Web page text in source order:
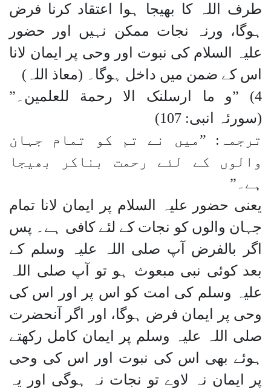
طرف اللہ کا بھیجا ہوا اعتقاد کرنا فرض
ہوگا، ورنہ نجات ممکن نہیں اور حضور
علیہ السلام کی نبوت اور وحی پر ایمان لانا
اس کے ضمن میں داخل ہوگا۔ (معاذ اللہ)
4) ”و ما ارسلنک الا رحمة للعلمین۔”
(سورئہ انبی: 107)
ترجمہ: ”میں نے تم کو تمام جہان
والوں کے لئے رحمت بناکر بھیجا
ہے۔”
یعنی حضور علیہ السلام پر ایمان لانا تمام
جہان والوں کو نجات کے لئے کافی ہے۔ پس
اگر بالفرض آپ صلی اللہ علیہ وسلم کے
بعد کوئی نبی مبعوث ہو تو آپ صلی اللہ
علیہ وسلم کی امت کو اس پر اور اس کی
وحی پر ایمان فرض ہوگا، اور اگر آنحضرت
صلی اللہ علیہ وسلم پر ایمان کامل رکھتے
ہوئے بھی اس کی نبوت اور اس کی وحی
پر ایمان نہ لاوے تو نجات نہ ہوگی اور یہ